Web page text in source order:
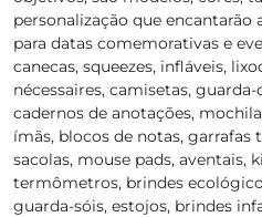
personalização que encantarão
para datas comemorativas e
canecas, squeezes, infláveis,
nécessaires, camisetas,
cadernos de anotações,
ímãs, blocos de notas, garrafas
sacolas, mouse pads, aventais,
termômetros, brindes
guarda-sóis, estojos, brindes